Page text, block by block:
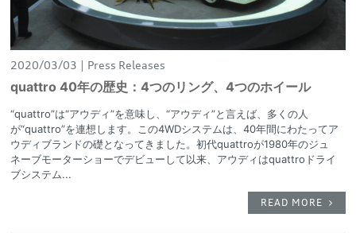
2020/03/03 Press Releases
quattro 40年の歴史：4つのリング、4つのホイール
“quattro”は“アウディ”を意味し、“アウディ”と言えば、多くの人
が“quattro”を連想します。この4WDシステムは、40年間にわたってア
ウディブランドの礎となってきました。初代quattroが1980年のジュ
ネーブモーターショーでデビューして以来、アウディはquattroドライ
ブシステム...
READ MORE